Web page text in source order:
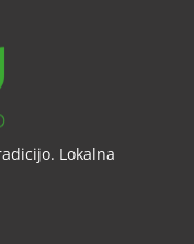
Lokalna